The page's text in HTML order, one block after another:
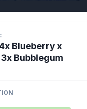
Blueberry x
Bubblegum